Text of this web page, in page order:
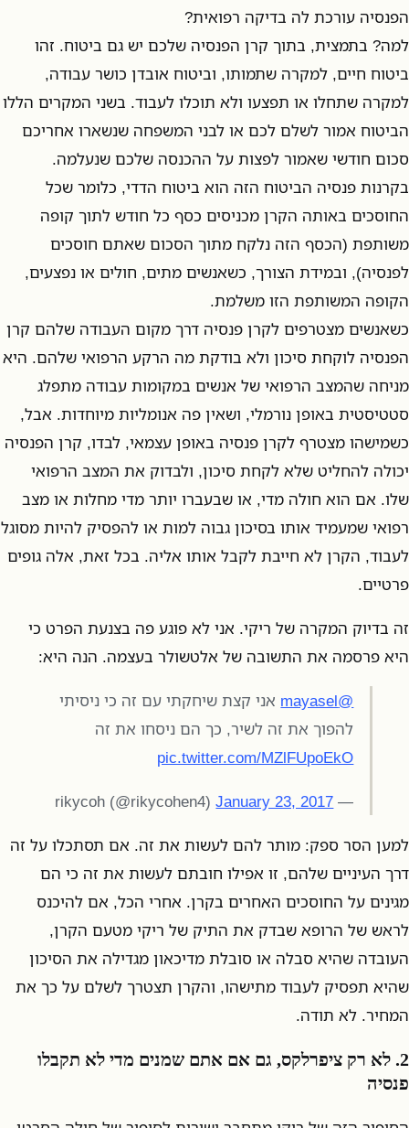
הפנסיה עורכת לה בדיקה רפואית?
למה? בתמצית, בתוך קרן הפנסיה שלכם יש גם ביטוח. זהו
ביטוח חיים, למקרה שתמותו, וביטוח אובדן כושר עבודה,
למקרה שתחלו או תפצעו ולא תוכלו לעבוד. בשני המקרים הללו
הביטוח אמור לשלם לכם או לבני המשפחה שנשארו אחריכם
סכום חודשי שאמור לפצות על ההכנסה שלכם שנעלמה.
בקרנות פנסיה הביטוח הזה הוא ביטוח הדדי, כלומר שכל
החוסכים באותה הקרן מכניסים כסף כל חודש לתוך קופה
משותפת (הכסף הזה נלקח מתוך הסכום שאתם חוסכים
לפנסיה), ובמידת הצורך, כשאנשים מתים, חולים או נפצעים,
הקופה המשותפת הזו משלמת.
כשאנשים מצטרפים לקרן פנסיה דרך מקום העבודה שלהם קרן
הפנסיה לוקחת סיכון ולא בודקת מה הרקע הרפואי שלהם. היא
מניחה שהמצב הרפואי של אנשים במקומות עבודה מתפלג
סטטיסטית באופן נורמלי, ושאין פה אנומליות מיוחדות. אבל,
כשמישהו מצטרף לקרן פנסיה באופן עצמאי, לבדו, קרן הפנסיה
יכולה להחליט שלא לקחת סיכון, ולבדוק את המצב הרפואי
שלו. אם הוא חולה מדי, או שבעברו יותר מדי מחלות או מצב
רפואי שמעמיד אותו בסיכון גבוה למות או להפסיק להיות מסוגל
לעבוד, הקרן לא חייבת לקבל אותו אליה. בכל זאת, אלה גופים
פרטיים.
זה בדיוק המקרה של ריקי. אני לא פוגע פה בצנעת הפרט כי
היא פרסמה את התשובה של אלטשולר בעצמה. הנה היא:
@mayasel
אני קצת שיחקתי עם זה כי ניסיתי
להפוך את זה לשיר, כך הם ניסחו את זה
pic.twitter.com/MZlFUpoEkO
— rikycoh (@rikycohen4)
January 23, 2017
למען הסר ספק: מותר להם לעשות את זה. אם תסתכלו על זה
דרך העיניים שלהם, זו אפילו חובתם לעשות את זה כי הם
מגינים על החוסכים האחרים בקרן. אחרי הכל, אם להיכנס
לראש של הרופא שבדק את התיק של ריקי מטעם הקרן,
העובדה שהיא סבלה או סובלת מדיכאון מגדילה את הסיכון
שהיא תפסיק לעבוד מתישהו, והקרן תצטרך לשלם על כך את
המחיר. לא תודה.
2. לא רק ציפרלקס, גם אם אתם שמנים מדי לא תקבלו
פנסיה